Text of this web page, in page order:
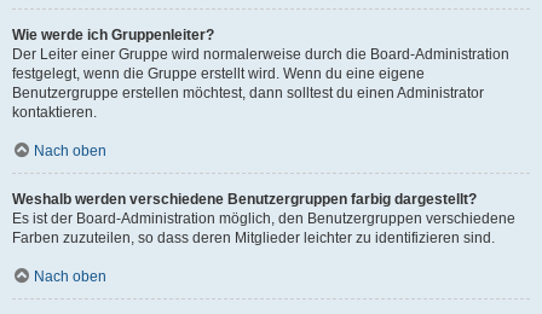
Wie werde ich Gruppenleiter?
Der Leiter einer Gruppe wird normalerweise durch die Board-Administration
festgelegt, wenn die Gruppe erstellt wird. Wenn du eine eigene
Benutzergruppe erstellen möchtest, dann solltest du einen Administrator
kontaktieren.
Nach oben
Weshalb werden verschiedene Benutzergruppen farbig dargestellt?
Es ist der Board-Administration möglich, den Benutzergruppen verschiedene
Farben zuzuteilen, so dass deren Mitglieder leichter zu identifizieren sind.
Nach oben